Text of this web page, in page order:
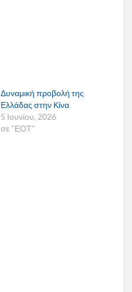
Δυναμική προβολή της
Ελλάδας στην Κίνα
5 Ιουνίου, 2026
σε "ΕΟΤ"